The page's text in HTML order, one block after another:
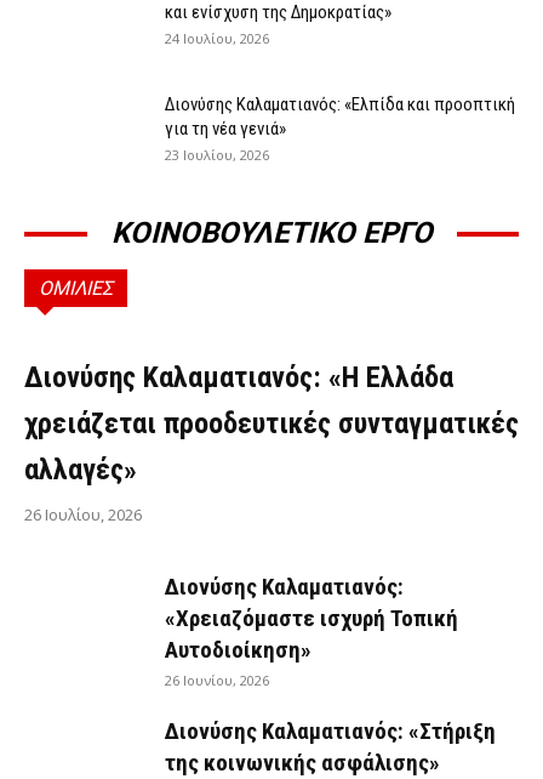
και ενίσχυση της Δημοκρατίας»
24 Ιουλίου, 2026
Διονύσης Καλαματιανός: «Ελπίδα και προοπτική
για τη νέα γενιά»
23 Ιουλίου, 2026
ΚΟΙΝΟΒΟΥΛΕΤΙΚΟ ΕΡΓΟ
ΟΜΙΛΙΕΣ
ΟΜΙΛΊΕΣ
Διονύσης Καλαματιανός: «Η Ελλάδα
χρειάζεται προοδευτικές συνταγματικές
αλλαγές»
26 Ιουλίου, 2026
Διονύσης Καλαματιανός:
«Χρειαζόμαστε ισχυρή Τοπική
Αυτοδιοίκηση»
26 Ιουνίου, 2026
Διονύσης Καλαματιανός: «Στήριξη
της κοινωνικής ασφάλισης»